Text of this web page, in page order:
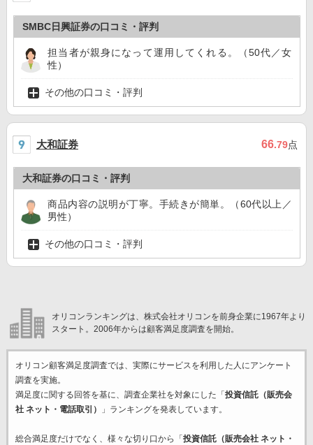
SMBC日興証券の口コミ・評判
担当者が親身になって運用してくれる。（50代／女
性）
その他の口コミ・評判
大和証券 66.79点
大和証券の口コミ・評判
商品内容の説明が丁寧。手続きが簡単。（60代以上／
男性）
その他の口コミ・評判
オリコンランキングは、株式会社オリコンを前身企業に1967年より
スタート。2006年からは顧客満足度調査を開始。
オリコン顧客満足度調査では、実際にサービスを利用した 人にアンケート
調査を実施。
満足度に関する回答を基に、調査企業社を対象にした「 投資信託（販売会
社 ネット・電話取引）
」ランキングを発表しています。
総合満足度だけでなく、様々な切り口から「 投資信託（販売会社 ネット・